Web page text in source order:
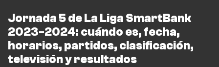
Jornada 5 de La Liga SmartBank
2023-2024: cuándo es, fecha,
horarios, partidos, clasificación,
televisión y resultados